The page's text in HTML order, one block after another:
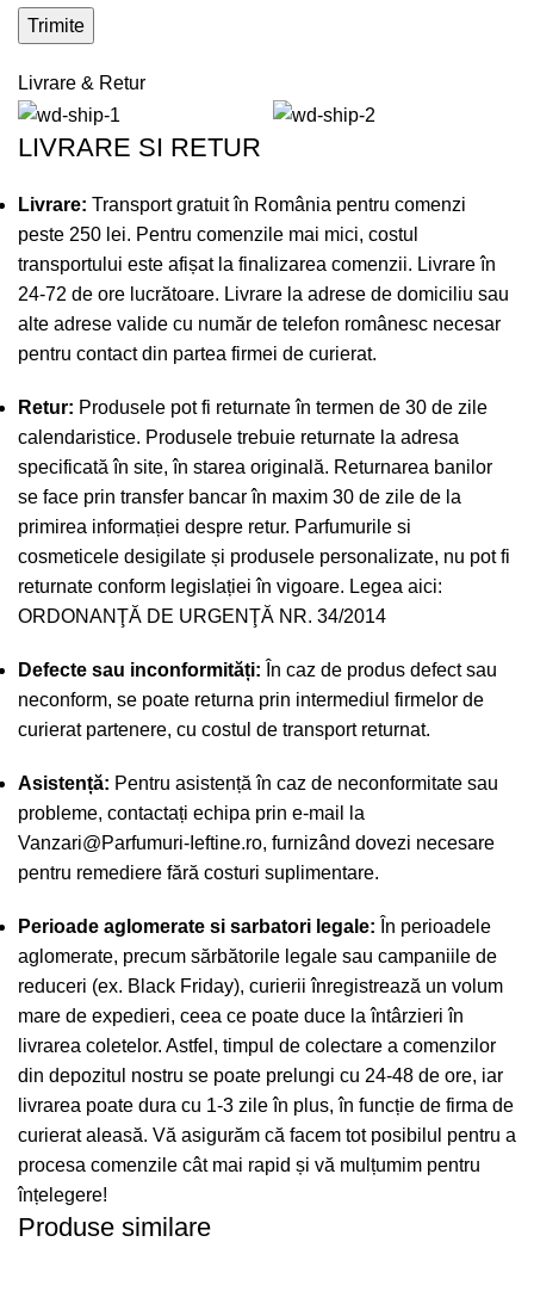
Livrare & Retur
LIVRARE SI RETUR
Livrare: Transport gratuit în România pentru comenzi
peste 250 lei. Pentru comenzile mai mici, costul
transportului este afișat la finalizarea comenzii. Livrare în
24-72 de ore lucrătoare. Livrare la adrese de domiciliu sau
alte adrese valide cu număr de telefon românesc necesar
pentru contact din partea firmei de curierat.
Retur: Produsele pot fi returnate în termen de 30 de zile
calendaristice. Produsele trebuie returnate la adresa
specificată în site, în starea originală. Returnarea banilor
se face prin transfer bancar în maxim 30 de zile de la
primirea informației despre retur. Parfumurile si
cosmeticele desigilate și produsele personalizate, nu pot fi
returnate conform legislației în vigoare. Legea aici:
ORDONANŢĂ DE URGENŢĂ NR. 34/2014
Defecte sau inconformități: În caz de produs defect sau
neconform, se poate returna prin intermediul firmelor de
curierat partenere, cu costul de transport returnat.
Asistență: Pentru asistență în caz de neconformitate sau
probleme, contactați echipa prin e-mail la
Vanzari@Parfumuri-Ieftine.ro, furnizând dovezi necesare
pentru remediere fără costuri suplimentare.
Perioade aglomerate si sarbatori legale: În perioadele
aglomerate, precum sărbătorile legale sau campaniile de
reduceri (ex. Black Friday), curierii înregistrează un volum
mare de expedieri, ceea ce poate duce la întârzieri în
livrarea coletelor. Astfel, timpul de colectare a comenzilor
din depozitul nostru se poate prelungi cu 24-48 de ore, iar
livrarea poate dura cu 1-3 zile în plus, în funcție de firma de
curierat aleasă. Vă asigurăm că facem tot posibilul pentru a
procesa comenzile cât mai rapid și vă mulțumim pentru
înțelegere!
Produse similare